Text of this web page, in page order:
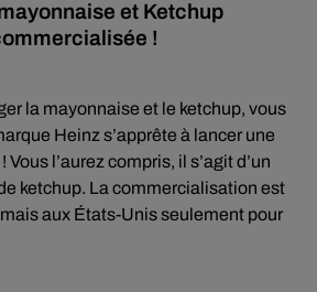
et Ketchup
!
la mayonnaise et le ketchup, vous
Heinz s’apprête à lancer une
l’aurez compris, il s’agit d’un
ketchup. La commercialisation est
aux États-Unis seulement pour